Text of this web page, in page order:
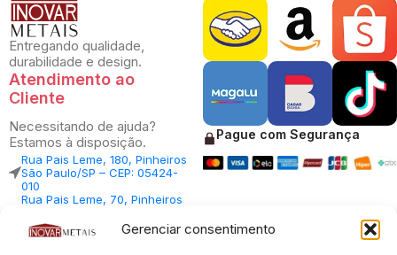
Gerenciar consentimento
Entregando qualidade,
durabilidade e design.
Atendimento ao
Cliente
Necessitando de ajuda?
Estamos à disposição.
Rua Pais Leme, 180, Pinheiros
São Paulo/SP – CEP: 05424-
010
Rua Pais Leme, 70, Pinheiros
010
Central Vendas: (11) 98812-
Pague com Segurança